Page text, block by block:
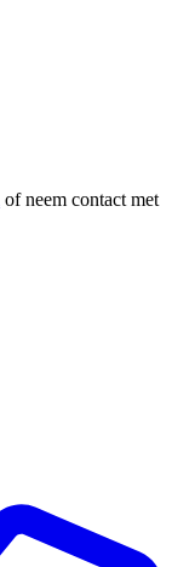
of neem contact met